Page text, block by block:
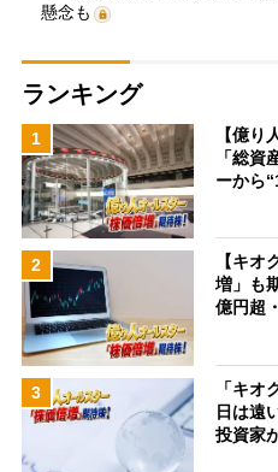
懸念も
ランキング
1
【億り
「総
ーから
2
【キオ
増」も
億円超
3
「キオ
日は遠
投資家